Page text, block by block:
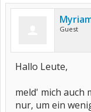
Guest
Hallo Leute,
meld' mich auch
nur, um ein